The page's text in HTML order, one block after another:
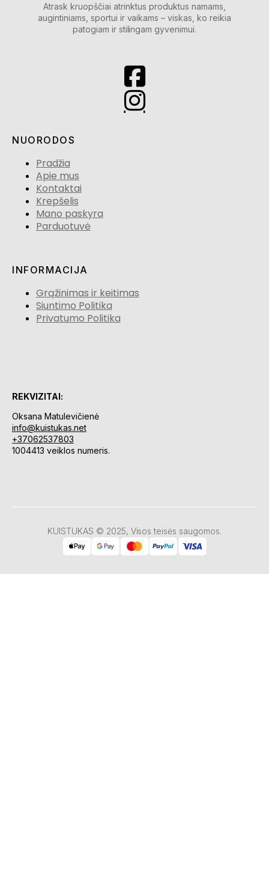
Atrask kruopščiai atrinktus produktus namams,
augintiniams, sportui ir vaikams – viskas, ko reikia
patogiam ir stilingam gyvenimui.
NUORODOS
Pradžia
Apie mus
Kontaktai
Krepšelis
Mano paskyra
Parduotuvė
INFORMACIJA
Grąžinimas ir keitimas
Siuntimo Politika
Privatumo Politika
REKVIZITAI:
Oksana Matulevičienė
info@kuistukas.net
+37062537803
1004413 veiklos numeris.
KUISTUKAS © 2025, Visos teisės saugomos.